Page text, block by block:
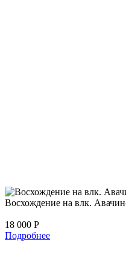
Восхождение на влк.
18 000 Р
Подробнее